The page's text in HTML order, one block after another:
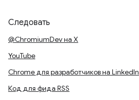
Следовать
@ChromiumDev на X
YouTube
Chrome для разработчиков на LinkedIn
Код для фида RSS